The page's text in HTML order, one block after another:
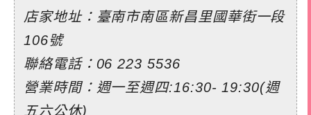
店家地址：臺南市南區新昌里國華街一段
106號
聯絡電話： 06 223 5536
營業時間：週一至週四:16:30- 19:30(週
五六公休)